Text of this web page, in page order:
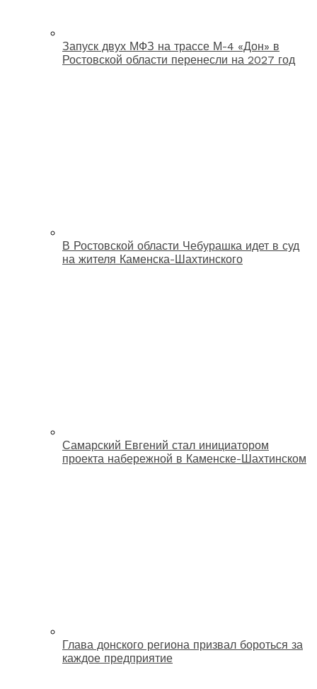
Запуск двух МФЗ на трассе М-4 «Дон» в
Ростовской области перенесли на 2027 год
В Ростовской области Чебурашка идет в суд
на жителя Каменска-Шахтинского
Самарский Евгений стал инициатором
проекта набережной в Каменске-Шахтинском
Глава донского региона призвал бороться за
каждое предприятие